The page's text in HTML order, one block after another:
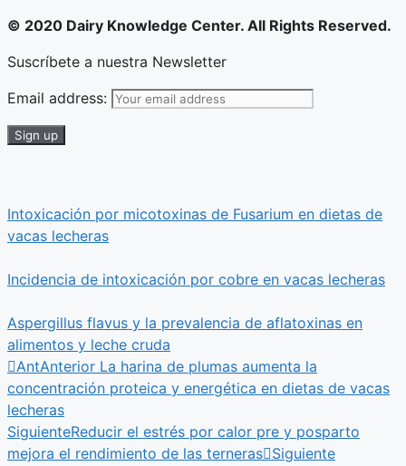
© 2020 Dairy Knowledge Center. All Rights Reserved.
Suscríbete a nuestra Newsletter
Email address:
Intoxicación por micotoxinas de Fusarium en dietas de
vacas lecheras
Incidencia de intoxicación por cobre en vacas lecheras
Aspergillus flavus y la prevalencia de aflatoxinas en
alimentos y leche cruda
AntAnterior La harina de plumas aumenta la
concentración proteica y energética en dietas de vacas
lecheras
SiguienteReducir el estrés por calor pre y posparto
mejora el rendimiento de las terneras Siguiente